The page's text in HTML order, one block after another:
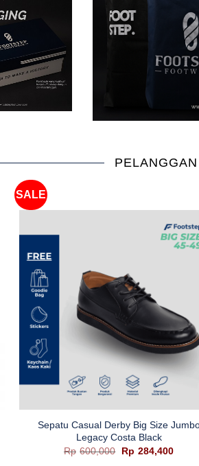
SALE
Sepatu Casual Derby Big Size
Legacy Costa Black
Rp 600,000
Harga
aslinya
Rp 284,400Harga